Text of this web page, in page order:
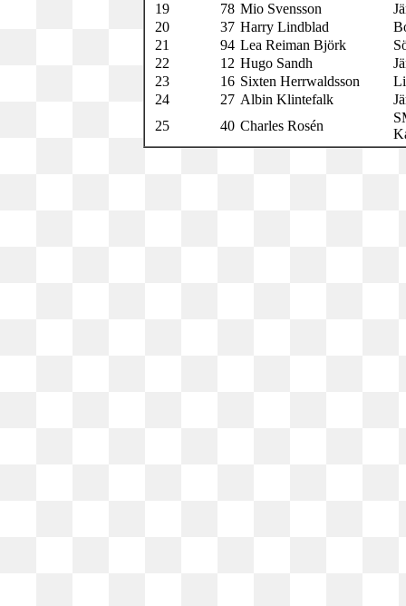
19
78 Mio Svensson
20
37 Harry Lindblad
21
94 Lea Reiman Björk
22
12 Hugo Sandh
23
16 Sixten Herrwaldsson
24
27 Albin Klintefalk
25
40 Charles Rosén